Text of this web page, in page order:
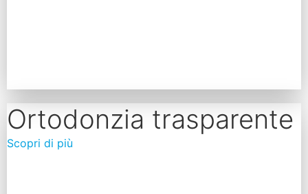
Ortodonzia trasparente
Scopri di più